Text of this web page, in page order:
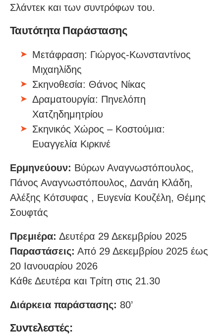
Σλάντεκ και των συντρόφων του.
Ταυτότητα Παράστασης
Μετάφραση: Γιώργος-Κωνσταντίνος
Μιχαηλίδης
Σκηνοθεσία: Θάνος Νίκας
Δραματουργία: Πηνελόπη
Χατζηδημητρίου
Σκηνικός Χώρος – Κοστούμια:
Ευαγγελία Κιρκινέ
Ερμηνεύουν: Βύρων Αναγνωστόπουλος,
Πάνος Αναγνωστόπουλος, Δανάη Κλάδη,
Αλέξης Κότσυφας , Ευγενία Κουζέλη, Θέμης
Σουφτάς
Πρεμιέρα: Δευτέρα 29 Δεκεμβρίου 2025
Παραστάσεις: Από 29 Δεκεμβρίου 2025 έως
20 Ιανουαρίου 2026
Κάθε Δευτέρα και Τρίτη στις 21.30
Διάρκεια παράστασης: 80’
Συντελεστές: